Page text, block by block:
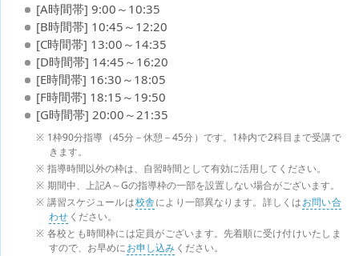
[A時間帯] 9:00～10:35
[B時間帯] 10:45～12:20
[C時間帯] 13:00～14:35
[D時間帯] 14:45～16:20
[E時間帯] 16:30～18:05
[F時間帯] 18:15～19:50
[G時間帯] 20:00～21:35
1枠90分指導（45分－休憩－45分）です。1枠内で2科目まで受講で
きます。
指導時間以外の枠は、自習時間として有効に活用してください。
期間中、上記A～Gの指導枠の一部を設置しない場合がございます。
講習スケジュールは校舎により一部異なります。詳しくはお問い合
わせ ください。
各校とも時間枠には定員がございます。先着順に受け付けいたしま
すので、お早めにお申し込み ください。